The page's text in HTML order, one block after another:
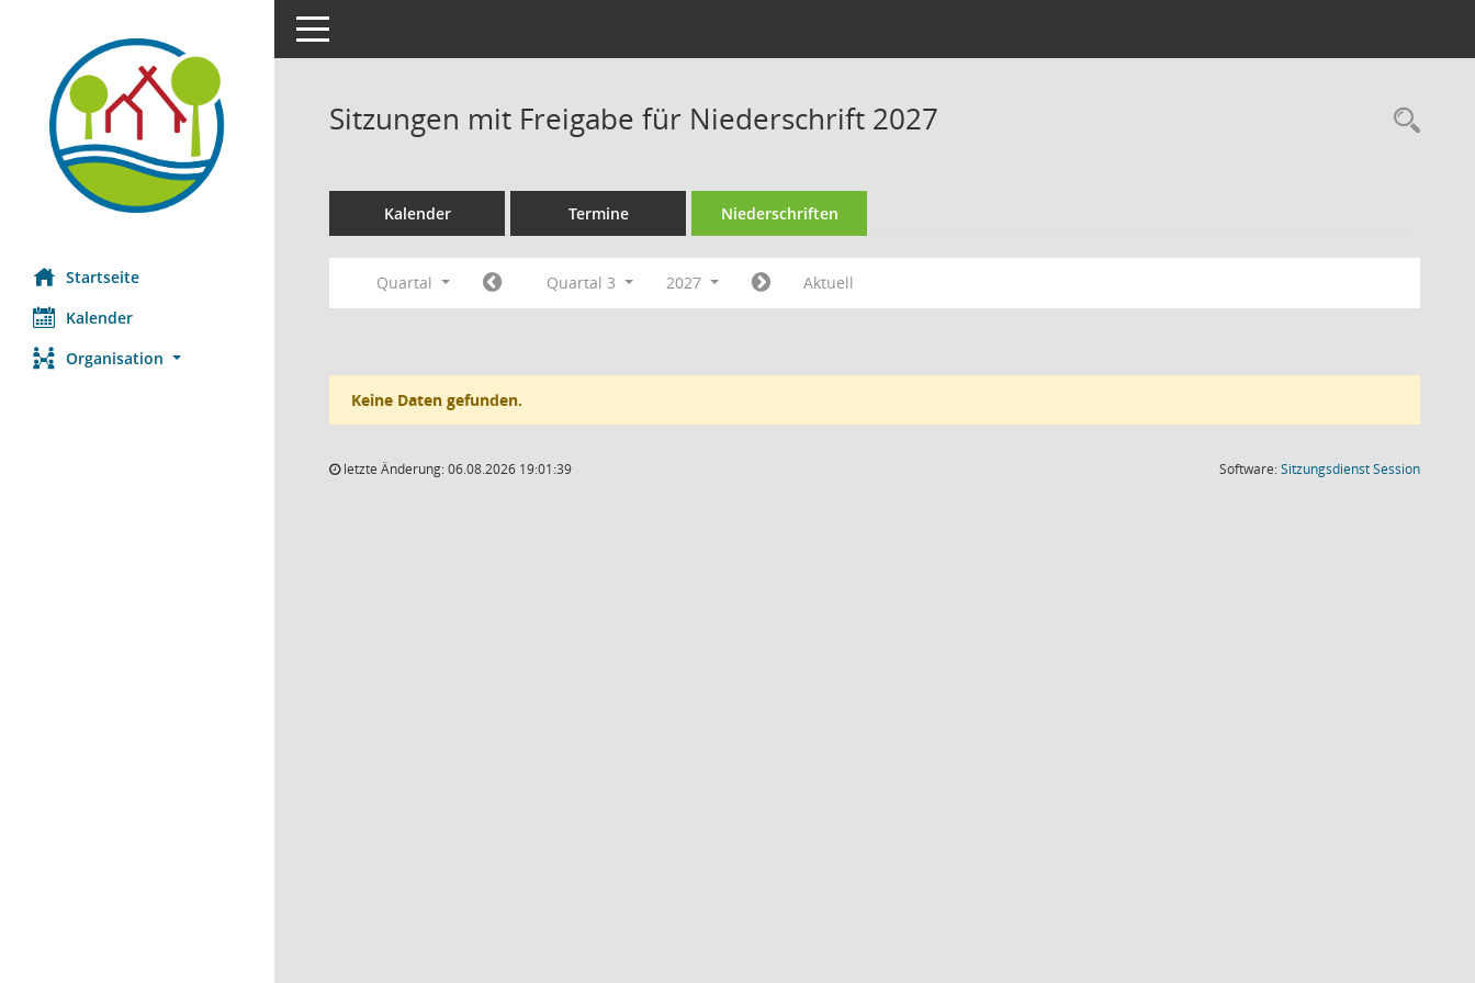
Startseite
Kalender
Organisation
Toggle navigation
Sitzungen mit Freigabe für Niederschrift 2027
Kalender Termine Niederschriften
Quartal Quartal 3 2027 Aktuell
Keine Daten gefunden.
letzte Änderung: 06.08.2026 19:01:39 Software:SitzungsdienstSession(Wird in